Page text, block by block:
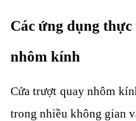
Các ứng dụng
nhôm kính
Cửa trượt quay nhôm
trong nhiều không gian